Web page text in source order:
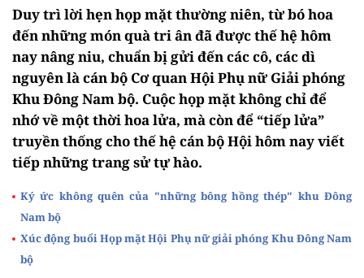
Duy trì lời hẹn họp mặt thường niên, từ bó hoa
đến những món quà tri ân đã được thế hệ hôm
nay nâng niu, chuẩn bị gửi đến các cô, các dì
nguyên là cán bộ Cơ quan Hội Phụ nữ Giải phóng
Khu Đông Nam bộ. Cuộc họp mặt không chỉ để
nhớ về một thời hoa lửa, mà còn để “tiếp lửa”
truyền thống cho thế hệ cán bộ Hội hôm nay viết
tiếp những trang sử tự hào.
Ký ức không quên của "những bông hồng thép" khu Đông
Nam bộ
Xúc động buổi Họp mặt Hội Phụ nữ giải phóng Khu Đông Nam
bộ